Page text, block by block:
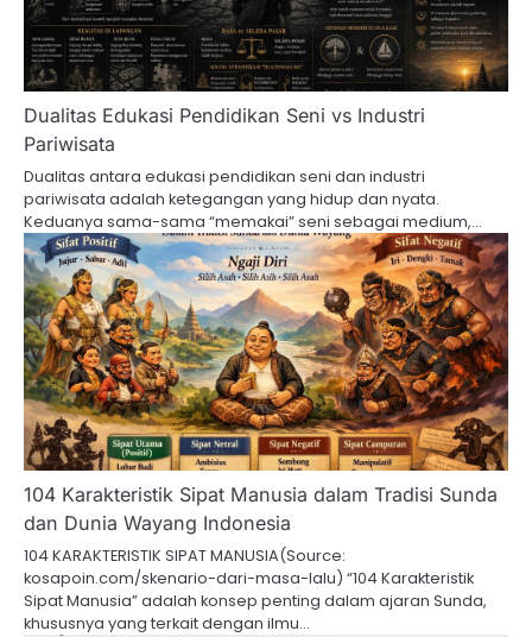
Dualitas Edukasi Pendidikan Seni vs Industri
Pariwisata
Dualitas antara edukasi pendidikan seni dan industri
pariwisata adalah ketegangan yang hidup dan nyata.
Keduanya sama-sama “memakai” seni sebagai medium,…
104 Karakteristik Sipat Manusia dalam Tradisi Sunda
dan Dunia Wayang Indonesia
104 KARAKTERISTIK SIPAT MANUSIA(Source:
kosapoin.com/skenario-dari-masa-lalu) “104 Karakteristik
Sipat Manusia” adalah konsep penting dalam ajaran Sunda,
khususnya yang terkait dengan ilmu…